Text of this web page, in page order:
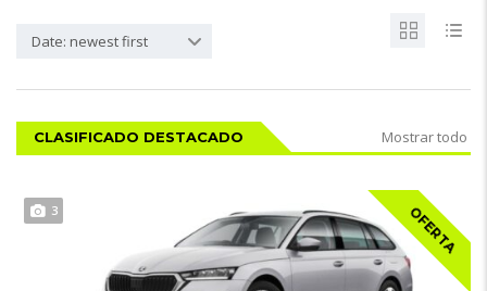
Date: newest first
CLASIFICADO DESTACADO Mostrar todo
OFERTA
3